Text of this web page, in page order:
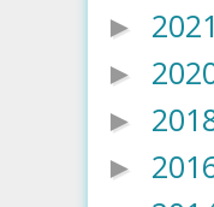
► 2021
►
►
►